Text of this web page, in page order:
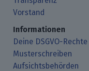
Vorstand
Informationen
Deine DSGVO-Rechte
Musterschreiben
Aufsichtsbehörden